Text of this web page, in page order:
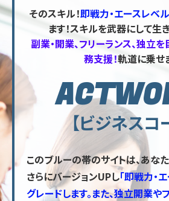
そのスキル！即戦力・エースレベ
ます！スキルを武器にして生
副業・開業、フリーランス、独立
務支援！軌道に乗せ
【ビジネスコ
このブルーの帯のサイトは、あな
さらにバージョンUPし「即戦力・
グレードします。また、独立開業や